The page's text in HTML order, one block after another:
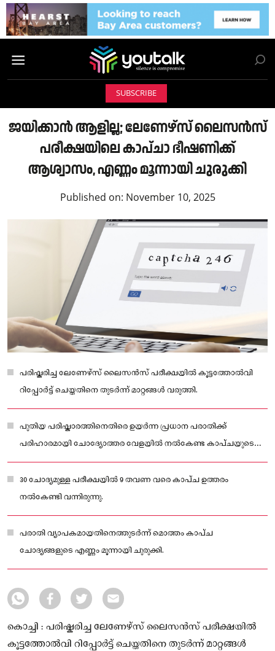
SUBSCRIBE
ജയിക്കാൻ ആളില്ല; ലേണേഴ്‌സ് ലൈസൻസ്
പരീക്ഷയിലെ കാപ്ചാ ഭീഷണിക്ക്
ആശ്വാസം, എണ്ണം മൂന്നായി ചുരുക്കി
Published on: November 10, 2025
പരിഷ്കരിച്ച ലേണേഴ്‌സ് ലൈസൻസ് പരീക്ഷയിൽ കൂട്ടത്തോൽവി
റിപ്പോർട്ട് ചെയ്തതിനെ തുടർന്ന് മാറ്റങ്ങൾ വരുത്തി.
പുതിയ പരിഷ്കാരത്തിനെതിരെ ഉയർന്ന പ്രധാന പരാതിക്ക്
പരിഹാരമായി ചോദ്യോത്തര വേളയിൽ നൽകേണ്ട കാപ്ചയുടെ
എണ്ണം കുറയ്ക്കുകയാണ് കമ്മീഷൻ ചെയ്തത്.
30 ചോദ്യമുള്ള പരീക്ഷയിൽ 9 തവണ വരെ കാപ്ച ഉത്തരം
നൽകേണ്ടി വന്നിരുന്നു.
പരാതി വ്യാപകമായതിനെത്തുടർന്ന് മൊത്തം കാപ്ച
ചോദ്യങ്ങളുടെ എണ്ണം മൂന്നായി ചുരുക്കി.
കൊച്ചി : പരിഷ്കരിച്ച ലേണേഴ്‌സ് ലൈസൻസ് പരീക്ഷയിൽ
കൂട്ടത്തോൽവി റിപ്പോർട്ട് ചെയ്തതിനെ തുടർന്ന് മാറ്റങ്ങൾ